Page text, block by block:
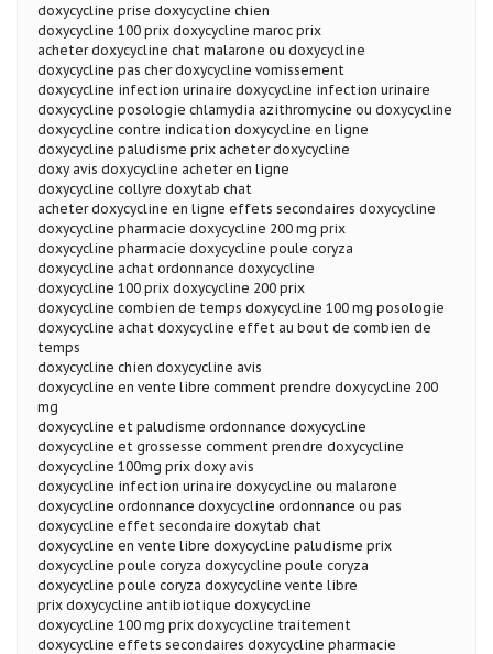
doxycycline prise doxycycline chien
doxycycline 100 prix doxycycline maroc prix
acheter doxycycline chat malarone ou doxycycline
doxycycline pas cher doxycycline vomissement
doxycycline infection urinaire doxycycline infection urinaire
doxycycline posologie chlamydia azithromycine ou doxycycline
doxycycline contre indication doxycycline en ligne
doxycycline paludisme prix acheter doxycycline
doxy avis doxycycline acheter en ligne
doxycycline collyre doxytab chat
acheter doxycycline en ligne effets secondaires doxycycline
doxycycline pharmacie doxycycline 200 mg prix
doxycycline pharmacie doxycycline poule coryza
doxycycline achat ordonnance doxycycline
doxycycline 100 prix doxycycline 200 prix
doxycycline combien de temps doxycycline 100 mg posologie
doxycycline achat doxycycline effet au bout de combien de
temps
doxycycline chien doxycycline avis
doxycycline en vente libre comment prendre doxycycline 200
mg
doxycycline et paludisme ordonnance doxycycline
doxycycline et grossesse comment prendre doxycycline
doxycycline 100mg prix doxy avis
doxycycline infection urinaire doxycycline ou malarone
doxycycline ordonnance doxycycline ordonnance ou pas
doxycycline effet secondaire doxytab chat
doxycycline en vente libre doxycycline paludisme prix
doxycycline poule coryza doxycycline poule coryza
doxycycline poule coryza doxycycline vente libre
prix doxycycline antibiotique doxycycline
doxycycline 100 mg prix doxycycline traitement
doxycycline effets secondaires doxycycline pharmacie